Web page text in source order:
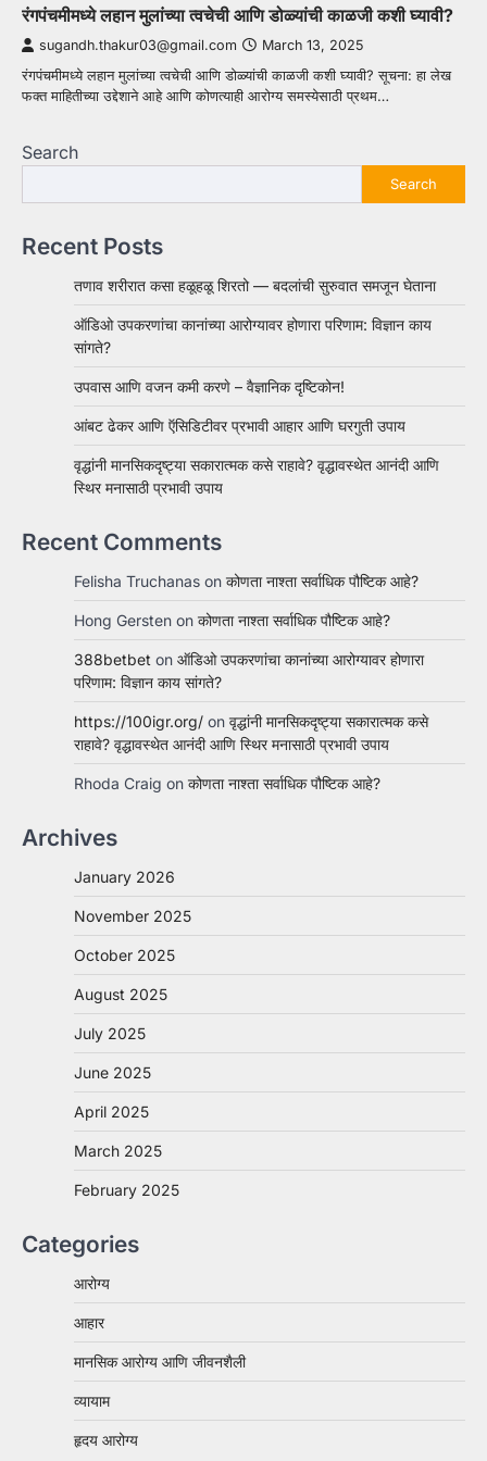
रंगपंचमीमध्ये लहान मुलांच्या त्वचेची आणि डोळ्यांची काळजी कशी घ्यावी?
sugandh.thakur03@gmail.com March 13, 2025
रंगपंचमीमध्ये लहान मुलांच्या त्वचेची आणि डोळ्यांची काळजी कशी घ्यावी? सूचना: हा लेख
फक्त माहितीच्या उद्देशाने आहे आणि कोणत्याही आरोग्य समस्येसाठी प्रथम…
Search
Search
Recent Posts
तणाव शरीरात कसा हळूहळू शिरतो — बदलांची सुरुवात समजून घेताना
ऑडिओ उपकरणांचा कानांच्या आरोग्यावर होणारा परिणाम: विज्ञान काय
सांगते?
उपवास आणि वजन कमी करणे – वैज्ञानिक दृष्टिकोन!
आंबट ढेकर आणि ऍसिडिटीवर प्रभावी आहार आणि घरगुती उपाय
वृद्धांनी मानसिकदृष्ट्या सकारात्मक कसे राहावे? वृद्धावस्थेत आनंदी आणि
स्थिर मनासाठी प्रभावी उपाय
Recent Comments
Felisha Truchanas on कोणता नाश्ता सर्वाधिक पौष्टिक आहे?
Hong Gersten on कोणता नाश्ता सर्वाधिक पौष्टिक आहे?
388betbet on ऑडिओ उपकरणांचा कानांच्या आरोग्यावर होणारा
परिणाम: विज्ञान काय सांगते?
https://100igr.org/ on वृद्धांनी मानसिकदृष्ट्या सकारात्मक कसे
राहावे? वृद्धावस्थेत आनंदी आणि स्थिर मनासाठी प्रभावी उपाय
Rhoda Craig on कोणता नाश्ता सर्वाधिक पौष्टिक आहे?
Archives
January 2026
November 2025
October 2025
August 2025
July 2025
June 2025
April 2025
March 2025
February 2025
Categories
आरोग्य
आहार
मानसिक आरोग्य आणि जीवनशैली
व्यायाम
हृदय आरोग्य